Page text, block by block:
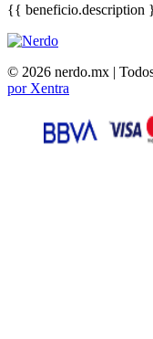
{{ beneficio.description
© 2026 nerdo.mx |
por Xentra